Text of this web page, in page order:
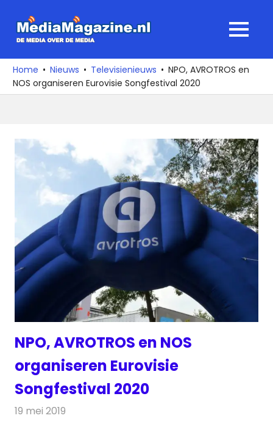
naar
media
over
de
MENU
Home Nieuws Televisienieuws
NPO, AVROTROS en
NOS organiseren Eurovisie Songfestival 2020
NPO, AVROTROS en NOS
organiseren Eurovisie
Songfestival 2020
19 mei 2019